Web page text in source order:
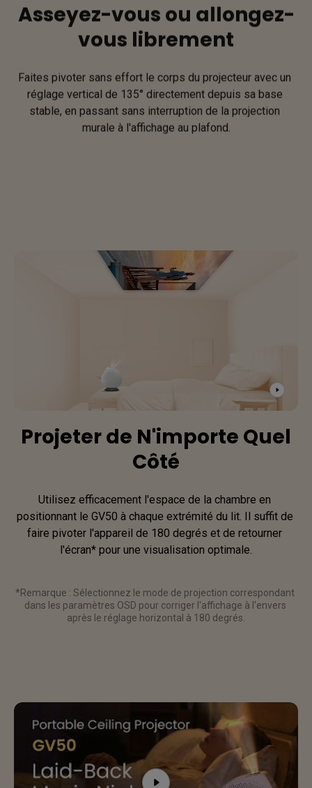
Asseyez-vous ou allongez-
vous librement
Faites pivoter sans effort le corps du projecteur avec un
réglage vertical de 135° directement depuis sa base
stable, en passant sans interruption de la projection
murale à l'affichage au plafond.
Projeter de N'importe Quel
Côté
Utilisez efficacement l'espace de la chambre en
positionnant le GV50 à chaque extrémité du lit. Il suffit de
faire pivoter l'appareil de 180 degrés et de retourner
l'écran* pour une visualisation optimale.
*Remarque : Sélectionnez le mode de projection correspondant
dans les paramètres OSD pour corriger l'affichage à l'envers
après le réglage horizontal à 180 degrés.